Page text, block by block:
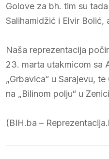
Golove za bh. tim su
Salihamidžić i Elvir Bolić,
Naša reprezentacija
23. marta utakmicom sa
„Grbavica“ u Sarajevu,
na „Bilinom polju“ u
(BIH.ba –